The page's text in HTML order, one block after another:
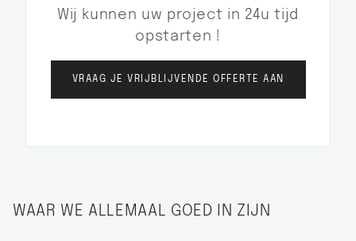
Wij kunnen uw project in 24u tijd
opstarten !
VRAAG JE VRIJBLIJVENDE OFFERTE AAN
WAAR WE ALLEMAAL GOED IN ZIJN